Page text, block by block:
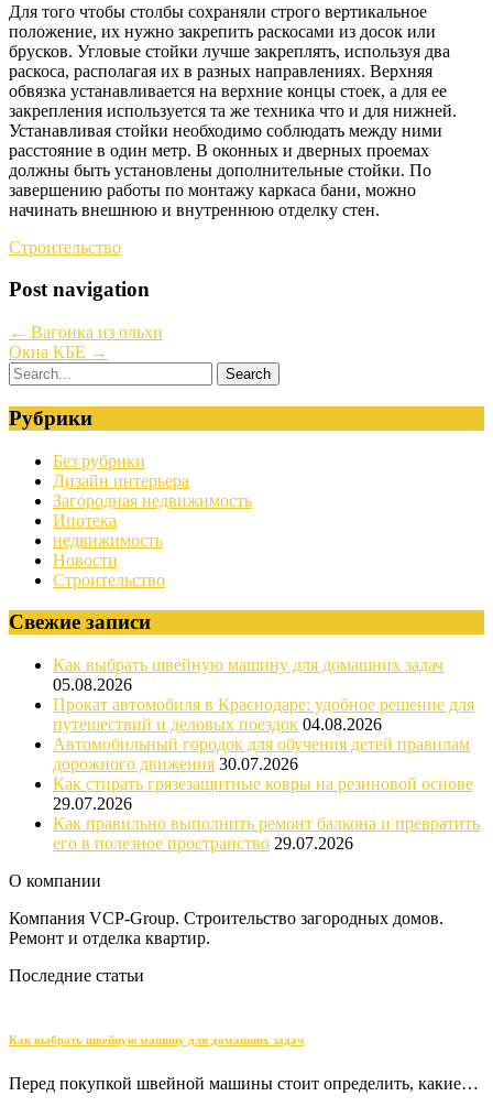
Для того чтобы столбы сохраняли строго вертикальное
положение, их нужно закрепить раскосами из досок или
брусков. Угловые стойки лучше закреплять, используя два
раскоса, располагая их в разных направлениях. Верхняя
обвязка устанавливается на верхние концы стоек, а для ее
закрепления используется та же техника что и для нижней.
Устанавливая стойки необходимо соблюдать между ними
расстояние в один метр. В оконных и дверных проемах
должны быть установлены дополнительные стойки. По
завершению работы по монтажу каркаса бани, можно
начинать внешнюю и внутреннюю отделку стен.
Строительство
Post navigation
← Вагонка из ольхи
Окна КБЕ →
Рубрики
Без рубрики
Дизайн интерьера
Загородная недвижимость
Ипотека
недвижимость
Новости
Строительство
Свежие записи
Как выбрать швейную машину для домашних задач
05.08.2026
Прокат автомобиля в Краснодаре: удобное решение для
путешествий и деловых поездок 04.08.2026
Автомобильный городок для обучения детей правилам
дорожного движения 30.07.2026
Как стирать грязезащитные ковры на резиновой основе
29.07.2026
Как правильно выполнить ремонт балкона и превратить
его в полезное пространство 29.07.2026
О компании
Компания VCP-Group. Строительство загородных домов.
Ремонт и отделка квартир.
Последние статьи
Как выбрать швейную машину для домашних задач
Перед покупкой швейной машины стоит определить, какие…